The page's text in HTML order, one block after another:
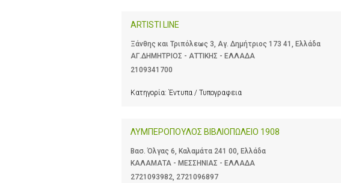
ARTISTI LINE
Ξάνθης και Τριπόλεως 3, Αγ. Δημήτριος 173 41, Ελλάδα
ΑΓ.ΔΗΜΗΤΡΙΟΣ - ΑΤΤΙΚΗΣ - ΕΛΛΑΔΑ
2109341700
Κατηγορία: Έντυπα / Τυπογραφεια
ΛΥΜΠΕΡΟΠΟΥΛΟΣ ΒΙΒΛΙΟΠΩΛΕΙΟ 1908
Βασ. Όλγας 6, Καλαμάτα 241 00, Ελλάδα
ΚΑΛΑΜΑΤΑ - ΜΕΣΣΗΝΙΑΣ - ΕΛΛΑΔΑ
2721093982, 2721096897